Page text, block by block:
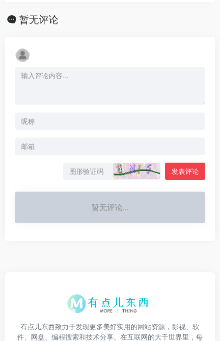
暂无评论
发表评论
暂无评论...
有点儿东西致力于发现更多美好实用的网站资源，影视、软
件、网盘、编程搜索和技术分享。在互联网的大千世界里，每